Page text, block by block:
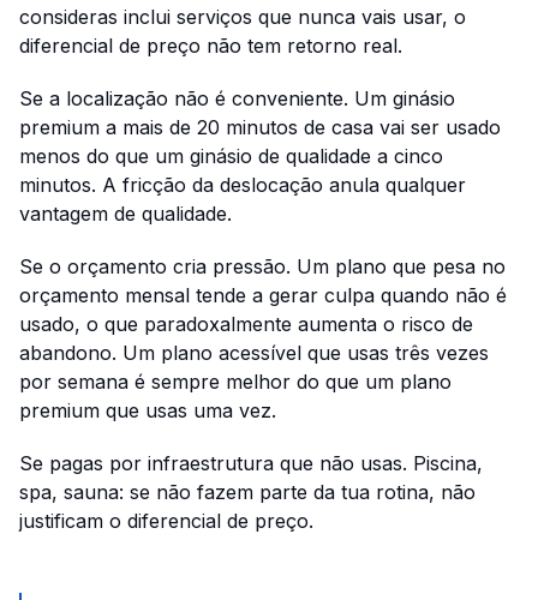
consideras inclui serviços que nunca vais usar, o
diferencial de preço não tem retorno real.
Se a localização não é conveniente. Um ginásio
premium a mais de 20 minutos de casa vai ser usado
menos do que um ginásio de qualidade a cinco
minutos. A fricção da deslocação anula qualquer
vantagem de qualidade.
Se o orçamento cria pressão. Um plano que pesa no
orçamento mensal tende a gerar culpa quando não é
usado, o que paradoxalmente aumenta o risco de
abandono. Um plano acessível que usas três vezes
por semana é sempre melhor do que um plano
premium que usas uma vez.
Se pagas por infraestrutura que não usas. Piscina,
spa, sauna: se não fazem parte da tua rotina, não
justificam o diferencial de preço.